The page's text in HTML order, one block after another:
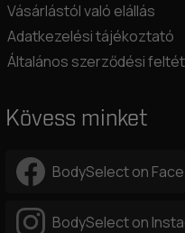
Vásárlástól való elállás
Adatkezelési tájékoztató
Általános szerződési
Kövess minket
BodySelect on
BodySelect on